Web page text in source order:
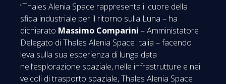
“Thales Alenia Space rappresenta il cuore della
sfida industriale per il ritorno sulla Luna – ha
dichiarato Massimo Comparini – Amministatore
Delegato di Thales Alenia Space Italia – facendo
leva sulla sua esperienza di lunga data
nell’esplorazione spaziale, nelle infrastrutture e nei
veicoli di trasporto spaziale, Thales Alenia Space